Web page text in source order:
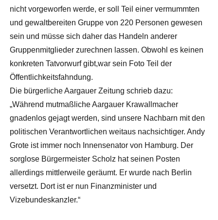
nicht vorgeworfen werde, er soll Teil einer vermummten
und gewaltbereiten Gruppe von 220 Personen gewesen
sein und müsse sich daher das Handeln anderer
Gruppenmitglieder zurechnen lassen. Obwohl es keinen
konkreten Tatvorwurf gibt,war sein Foto Teil der
Öffentlichkeitsfahndung.
Die bürgerliche Aargauer Zeitung schrieb dazu:
„Während mutmaßliche Aargauer Krawallmacher
gnadenlos gejagt werden, sind unsere Nachbarn mit den
politischen Verantwortlichen weitaus nachsichtiger. Andy
Grote ist immer noch Innensenator von Hamburg. Der
sorglose Bürgermeister Scholz hat seinen Posten
allerdings mittlerweile geräumt. Er wurde nach Berlin
versetzt. Dort ist er nun Finanzminister und
Vizebundeskanzler.“